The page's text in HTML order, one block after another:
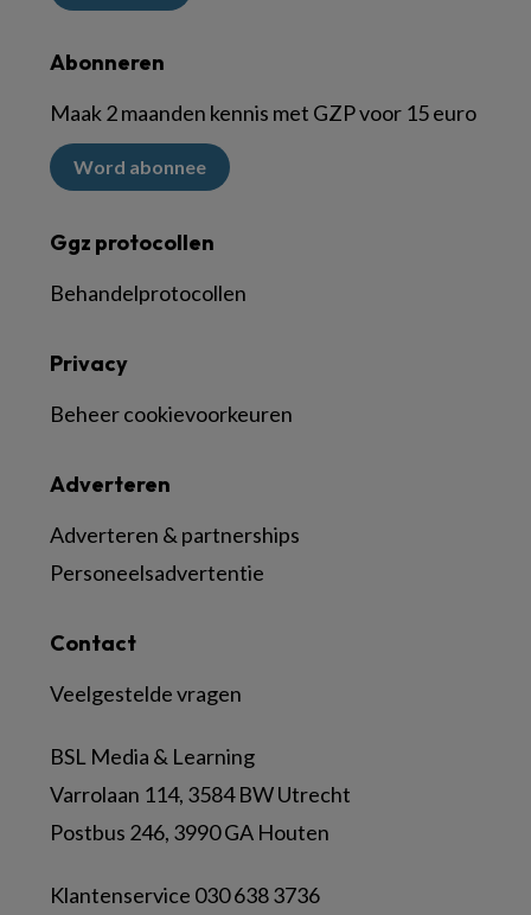
Abonneren
Maak 2 maanden kennis met GZP voor 15 euro
Word abonnee
Ggz protocollen
Behandelprotocollen
Contact
Veelgestelde vragen
BSL Media & Learning
Varrolaan 114, 3584 BW Utrecht
Postbus 246, 3990 GA Houten
Klantenservice 030 638 3736
Adverteren
Adverteren & partnerships
Personeelsadvertentie
Privacy
Beheer cookievoorkeuren